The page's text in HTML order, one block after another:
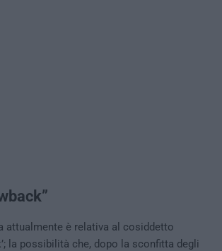
attualmente è relativa al cosiddetto
la possibilità che, dopo la sconfitta degli